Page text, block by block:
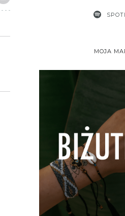
MOJA